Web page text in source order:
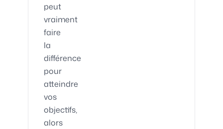
peut
vraiment
faire
la
différence
pour
atteindre
vos
objectifs,
alors